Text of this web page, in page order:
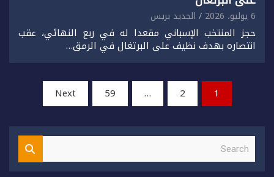
6 يوليو، 2026 الجديد بريس
حجز المنتخب الإسباني مقعدا له في ربع النهائي، عقب
انتصاره بهدف نظيف على البرتغال في الرمق…
صفحات
المقالات
1
2
…
59
Next
S
a